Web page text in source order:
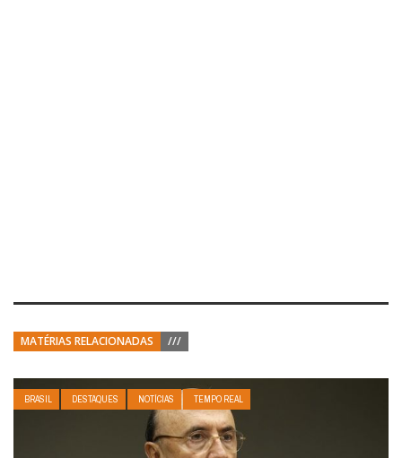
MATÉRIAS RELACIONADAS ///
BRASIL DESTAQUES NOTÍCIAS TEMPO REAL